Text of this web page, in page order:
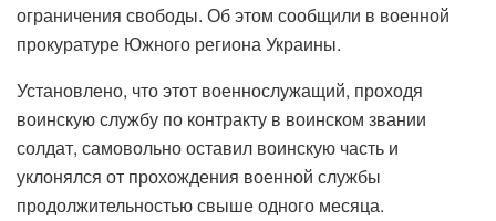
ограничения свободы. Об этом сообщили в военной
прокуратуре Южного региона Украины.
Установлено, что этот военнослужащий, проходя
воинскую службу по контракту в воинском звании
солдат, самовольно оставил воинскую часть и
уклонялся от прохождения военной службы
продолжительностью свыше одного месяца.